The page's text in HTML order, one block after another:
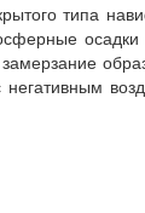
типа
осадки